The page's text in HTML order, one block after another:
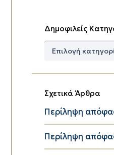
Δημοφιλείς
Δημοφιλείς
Σχετικά Άρθρα
Περίληψη
Περίληψη